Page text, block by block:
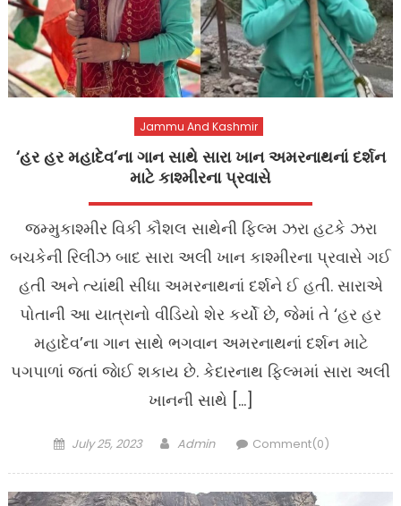
Jammu And Kashmir
‘હર હર મહાદેવ’ના ગાન સાથે સારા ખાન અમરનાથનાં દર્શન
માટે કાશ્મીરના પ્રવાસે
જમ્મુકાશ્મીર વિકી કૌશલ સાથેની ફિલ્મ ઝરા હટકે ઝરા
બચકેની રિલીઝ બાદ સારા અલી ખાન કાશ્મીરના પ્રવાસે ગઈ
હતી અને ત્યાંથી સીધા અમરનાથનાં દર્શને ઈ હતી. સારાએ
પોતાની આ યાત્રાનો વીડિયો શેર કર્યો છે, જેમાં તે ‘હર હર
મહાદેવ’ના ગાન સાથે ભગવાન અમરનાથનાં દર્શન માટે
પગપાળાં જતાં જાેઈ શકાય છે. કેદારનાથ ફિલ્મમાં સારા અલી
ખાનની સાથે […]
Posted
July 25, 2023 Author
Admin Comment(0)